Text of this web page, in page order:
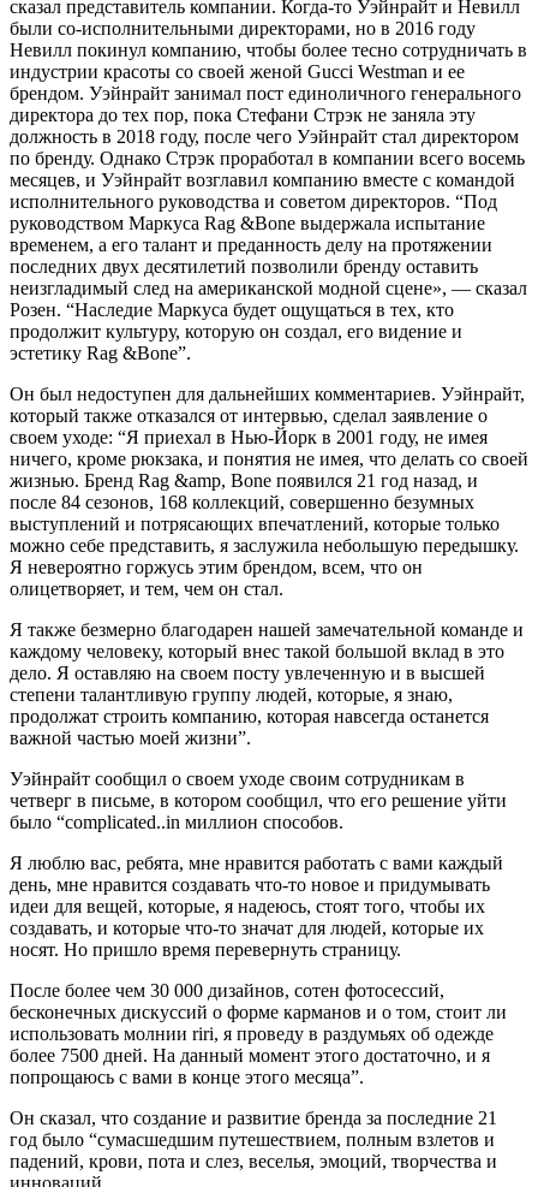
сказал представитель компании. Когда-то Уэйнрайт и Невилл
были со-исполнительными директорами, но в 2016 году
Невилл покинул компанию, чтобы более тесно сотрудничать в
индустрии красоты со своей женой Gucci Westman и ее
брендом. Уэйнрайт занимал пост единоличного генерального
директора до тех пор, пока Стефани Стрэк не заняла эту
должность в 2018 году, после чего Уэйнрайт стал директором
по бренду. Однако Стрэк проработал в компании всего восемь
месяцев, и Уэйнрайт возглавил компанию вместе с командой
исполнительного руководства и советом директоров. “Под
руководством Маркуса Rag &Bone выдержала испытание
временем, а его талант и преданность делу на протяжении
последних двух десятилетий позволили бренду оставить
неизгладимый след на американской модной сцене», — сказал
Розен. “Наследие Маркуса будет ощущаться в тех, кто
продолжит культуру, которую он создал, его видение и
эстетику Rag &Bone”.
Он был недоступен для дальнейших комментариев. Уэйнрайт,
который также отказался от интервью, сделал заявление о
своем уходе: “Я приехал в Нью-Йорк в 2001 году, не имея
ничего, кроме рюкзака, и понятия не имея, что делать со своей
жизнью. Бренд Rag &amp, Bone появился 21 год назад, и
после 84 сезонов, 168 коллекций, совершенно безумных
выступлений и потрясающих впечатлений, которые только
можно себе представить, я заслужила небольшую передышку.
Я невероятно горжусь этим брендом, всем, что он
олицетворяет, и тем, чем он стал.
Я также безмерно благодарен нашей замечательной команде и
каждому человеку, который внес такой большой вклад в это
дело. Я оставляю на своем посту увлеченную и в высшей
степени талантливую группу людей, которые, я знаю,
продолжат строить компанию, которая навсегда останется
важной частью моей жизни”.
Уэйнрайт сообщил о своем уходе своим сотрудникам в
четверг в письме, в котором сообщил, что его решение уйти
было “complicated..in миллион способов.
Я люблю вас, ребята, мне нравится работать с вами каждый
день, мне нравится создавать что-то новое и придумывать
идеи для вещей, которые, я надеюсь, стоят того, чтобы их
создавать, и которые что-то значат для людей, которые их
носят. Но пришло время перевернуть страницу.
После более чем 30 000 дизайнов, сотен фотосессий,
бесконечных дискуссий о форме карманов и о том, стоит ли
использовать молнии riri, я проведу в раздумьях об одежде
более 7500 дней. На данный момент этого достаточно, и я
попрощаюсь с вами в конце этого месяца”.
Он сказал, что создание и развитие бренда за последние 21
год было “сумасшедшим путешествием, полным взлетов и
падений, крови, пота и слез, веселья, эмоций, творчества и
инноваций.